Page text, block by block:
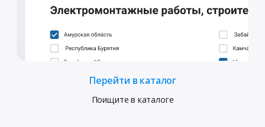
Перейти в каталог
Поищите в каталоге